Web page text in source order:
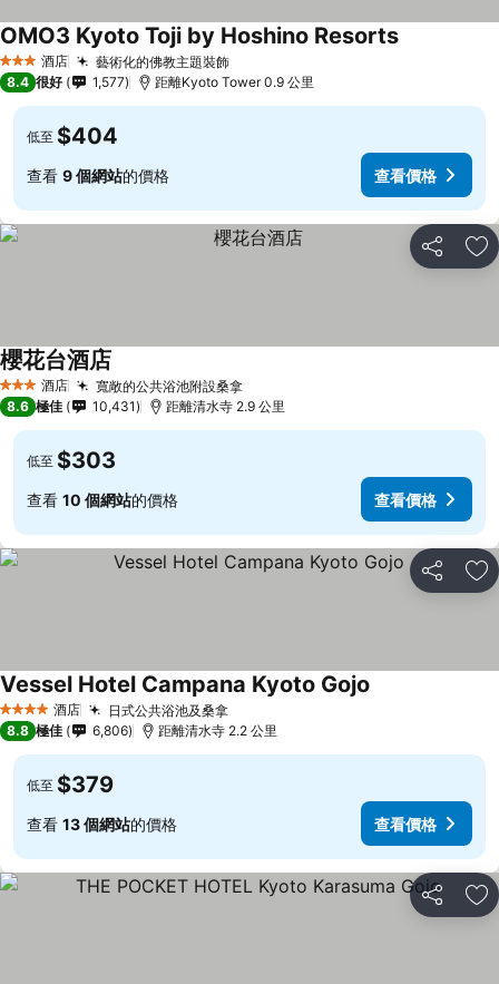
3 星級 酒店 藝術化的佛教主題裝飾
OMO3 Kyoto Toji by Hoshino Resorts
8.4 很好 1,577 距離Kyoto Tower 0.9 公里
低至 $404
查看 9 個網站的價格 查看價格
分享 放
3 星級 酒店 寬敞的公共浴池附設桑拿
櫻花台酒店
8.6 極佳 10,431 距離清水寺 2.9 公里
低至 $303
查看 10 個網站的價格 查看價格
分享 放
4 星級 酒店 日式公共浴池及桑拿
Vessel Hotel Campana Kyoto Gojo
8.8 極佳 6,806 距離清水寺 2.2 公里
低至 $379
查看 13 個網站的價格 查看價格
分享 放